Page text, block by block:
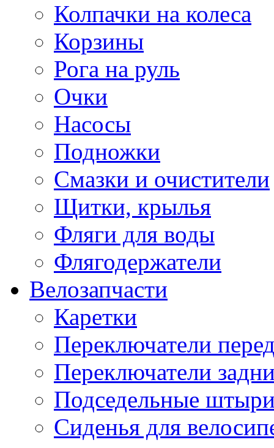
Колпачки на колеса
Корзины
Рога на руль
Очки
Насосы
Подножки
Смазки и очистители
Щитки, крылья
Фляги для воды
Флягодержатели
Велозапчасти
Каретки
Переключатели
Переключатели
Подседельные
Сиденья для